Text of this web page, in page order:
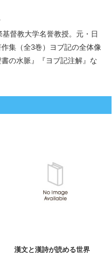
督教大学名誉教授。元・日
集（全3巻）ヨブ記の全体像
の水脈』『ヨブ記注解』な
漢文と漢詩が読める世界